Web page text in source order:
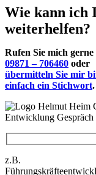
Wie kann ich
weiterhelfen?
Rufen Sie mich
09871 – 706460 oder
übermitteln Sie mir
einfach ein Stichwort.
z.B.